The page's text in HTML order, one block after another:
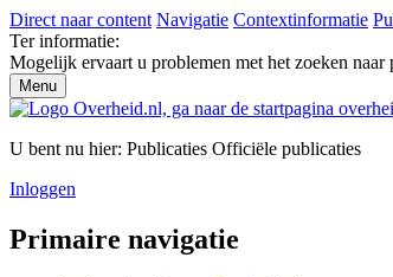
Direct naar content Navigatie Contextinformatie
Ter informatie:
Mogelijk ervaart u problemen met het zoeken
Menu
U bent nu hier: Publicaties Officiële publicaties
Inloggen
Primaire navigatie